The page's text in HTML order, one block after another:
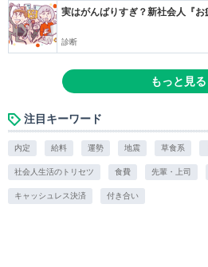
実はがんばりすぎ？新社会人『お
診断
もっと見る
注目キーワード
内定 給料 運勢 地震 草食系
社会人生活のトリセツ 食費 先輩・上司
キャッシュレス決済 付き合い